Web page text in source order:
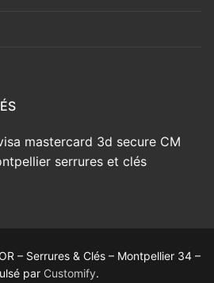
– Serrures & Clés – Montpellier 34 –
par Customify.